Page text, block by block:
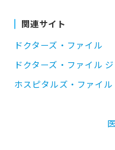
関連サイト
ドクターズ・ファイル
ドクターズ・ファイル
ホスピタルズ・ファイル